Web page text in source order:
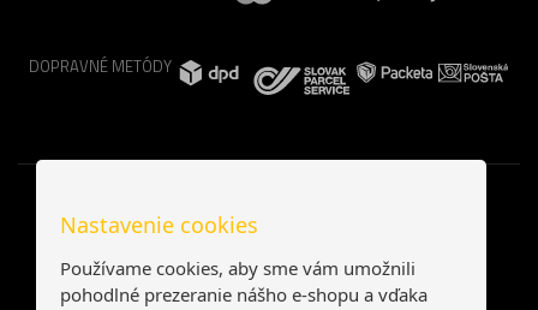
DOPRAVNÉ METÓDY
Nastavenie cookies
Používame cookies, aby sme vám umožnili
pohodlné prezeranie nášho e-shopu a vďaka